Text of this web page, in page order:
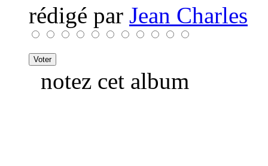
rédigé par Jean Charles
notez cet album